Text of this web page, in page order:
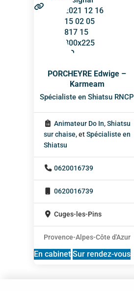
PORCHEYRE Edwige –
Karmeam
Spécialiste en Shiatsu RNCP
Animateur Do In,Shiatsu
sur chaise, etSpécialiste en
Shiatsu
0620016739
0620016739
Cuges-les-Pins
Provence-Alpes-Côte d'Azur
En cabinet Sur rendez-vous